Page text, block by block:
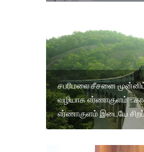
சபரிமலை சீசனை
வழியாக எர்ணாகுளம் -
எர்ணாகுளம் இடையே